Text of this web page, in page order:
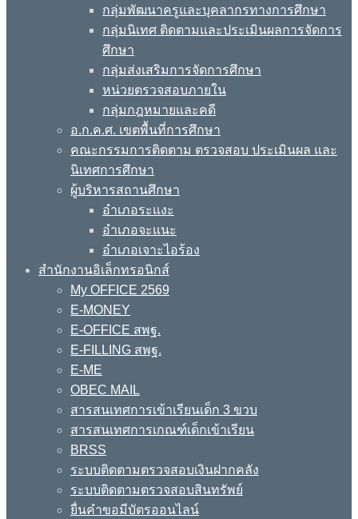
กลุ่มพัฒนาครูและบุคลากรทางการศึกษา
กลุ่มนิเทศ ติดตามและประเมินผลการจัดการ
ศึกษา
กลุ่มส่งเสริมการจัดการศึกษา
หน่วยตรวจสอบภายใน
กลุ่มกฎหมายและคดี
อ.ก.ค.ศ. เขตพื้นที่การศึกษา
คณะกรรมการติดตาม ตรวจสอบ ประเมินผล และ
นิเทศการศึกษา
ผู้บริหารสถานศึกษา
อำเภอระแงะ
อำเภอจะแนะ
อำเภอเจาะไอร้อง
สำนักงานอิเล็กทรอนิกส์
My OFFICE 2569
E-MONEY
E-OFFICE สพฐ.
E-FILLING สพฐ.
E-ME
OBEC MAIL
สารสนเทศการเข้าเรียนเด็ก 3 ขวบ
สารสนเทศการเกณฑ์เด็กเข้าเรียน
BRSS
ระบบติดตามตรวจสอบเงินฝากคลัง
ระบบติดตามตรวจสอบสินทรัพย์
ยื่นคำขอมีบัตรออนไลน์